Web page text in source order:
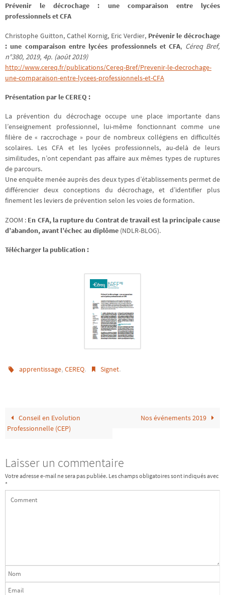
Prévenir le décrochage : une comparaison entre lycées
professionnels et CFA
Christophe Guitton, Cathel Kornig, Eric Verdier, Prévenir le décrochage
: une comparaison entre lycées professionnels et CFA, Céreq Bref,
n°380, 2019, 4p. (août 2019)
http://www.cereq.fr/publications/Cereq-Bref/Prevenir-le-decrochage-
une-comparaison-entre-lycees-professionnels-et-CFA
Présentation par le CEREQ :
La prévention du décrochage occupe une place importante dans
l’enseignement professionnel, lui-même fonctionnant comme une
filière de « raccrochage » pour de nombreux collégiens en difficultés
scolaires. Les CFA et les lycées professionnels, au-delà de leurs
similitudes, n’ont cependant pas affaire aux mêmes types de ruptures
de parcours.
Une enquête menée auprès des deux types d’établissements permet de
différencier deux conceptions du décrochage, et d’identifier plus
finement les leviers de prévention selon les voies de formation.
ZOOM : En CFA, la rupture du Contrat de travail est la principale cause
d’abandon, avant l’échec au diplôme (NDLR-BLOG).
Télécharger la publication :
apprentissage,CEREQ. Signet.
Conseil en Evolution
Professionnelle (CEP)
Nos événements 2019
Laisser un commentaire
Votre adresse e-mail ne sera pas publiée. Les champs obligatoires sont indiqués avec
*